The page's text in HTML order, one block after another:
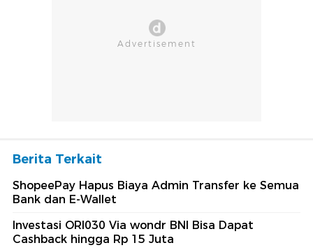
Berita Terkait
ShopeePay Hapus Biaya Admin Transfer ke Semua
Bank dan E-Wallet
Investasi ORI030 Via wondr BNI Bisa Dapat
Cashback hingga Rp 15 Juta